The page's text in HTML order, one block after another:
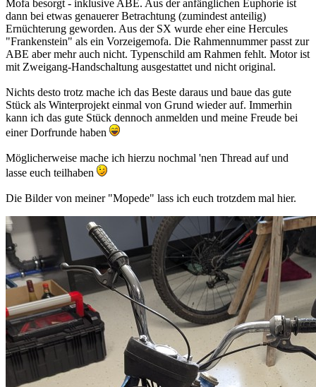
Mofa besorgt - inklusive ABE. Aus der anfänglichen Euphorie ist
dann bei etwas genauerer Betrachtung (zumindest anteilig)
Ernüchterung geworden. Aus der SX wurde eher eine Hercules
"Frankenstein" als ein Vorzeigemofa. Die Rahmennummer passt zur
ABE aber mehr auch nicht. Typenschild am Rahmen fehlt. Motor ist
mit Zweigang-Handschaltung ausgestattet und nicht original.
Nichts desto trotz mache ich das Beste daraus und baue das gute
Stück als Winterprojekt einmal von Grund wieder auf. Immerhin
kann ich das gute Stück dennoch anmelden und meine Freude bei
einer Dorfrunde haben
Möglicherweise mache ich hierzu nochmal 'nen Thread auf und
lasse euch teilhaben
Die Bilder von meiner "Mopede" lass ich euch trotzdem mal hier.